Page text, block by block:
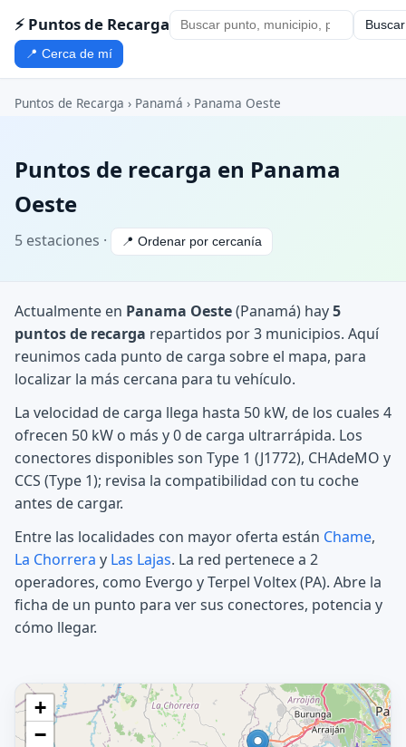
⚡ Puntos de Recarga Buscar
📍 Cerca de mí
Puntos de Recarga › Panamá › Panama Oeste
Puntos de recarga en Panama
Oeste
5 estaciones · 📍 Ordenar por cercanía
Actualmente en Panama Oeste(Panamá) hay5
puntos de recarga repartidos por 3 municipios. Aquí
reunimos cada punto de carga sobre el mapa, para
localizar la más cercana para tu vehículo.
La velocidad de carga llega hasta 50 kW, de los cuales 4
ofrecen 50 kW o más y 0 de carga ultrarrápida. Los
conectores disponibles son Type 1 (J1772), CHAdeMO y
CCS (Type 1); revisa la compatibilidad con tu coche
antes de cargar.
Entre las localidades con mayor oferta están Chame,
La Chorrera y Las Lajas. La red pertenece a 2
operadores, como Evergo y Terpel Voltex (PA). Abre la
ficha de un punto para ver sus conectores, potencia y
cómo llegar.
+
−